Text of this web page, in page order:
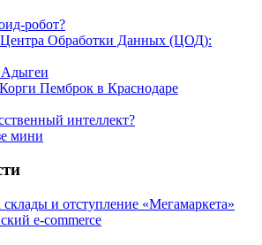
робот?
Обработки Данных (ЦОД):
Пемброк в Краснодаре
интеллект?
мини